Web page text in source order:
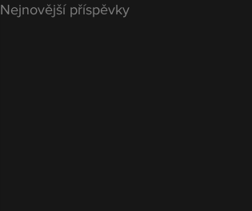
Nejnovější příspěvky